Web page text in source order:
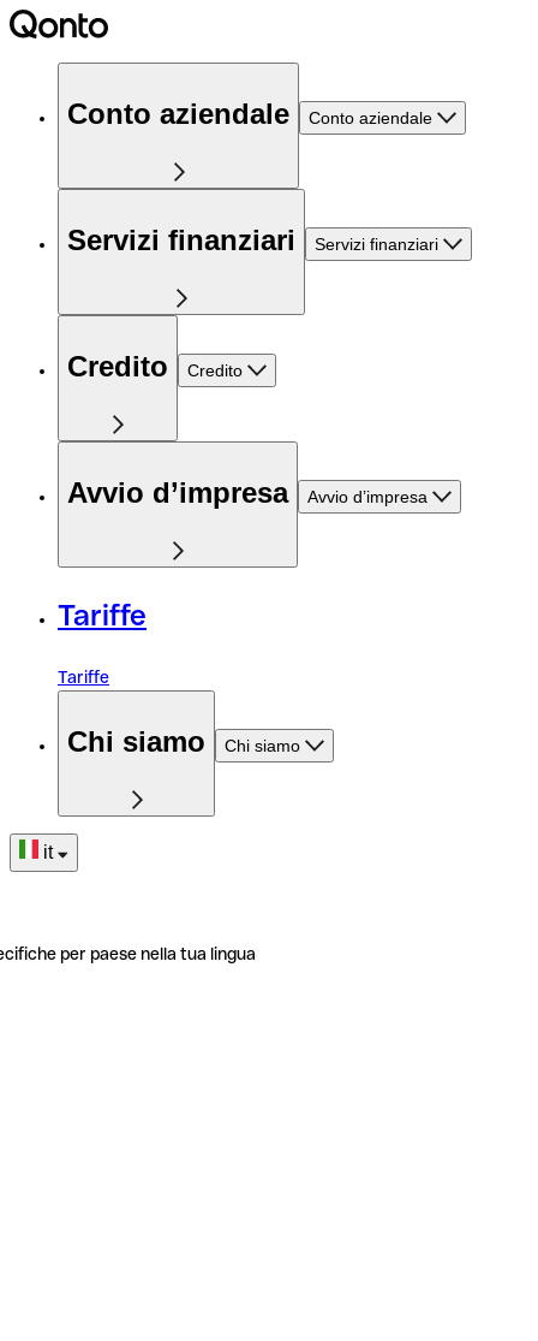
Conto aziendale Conto aziendale
Servizi finanziari Servizi finanziari
Credito Credito
Avvio d’impresa Avvio d’impresa
Tariffe
Tariffe
Chi siamo Chi siamo
it
per paese nella tua lingua